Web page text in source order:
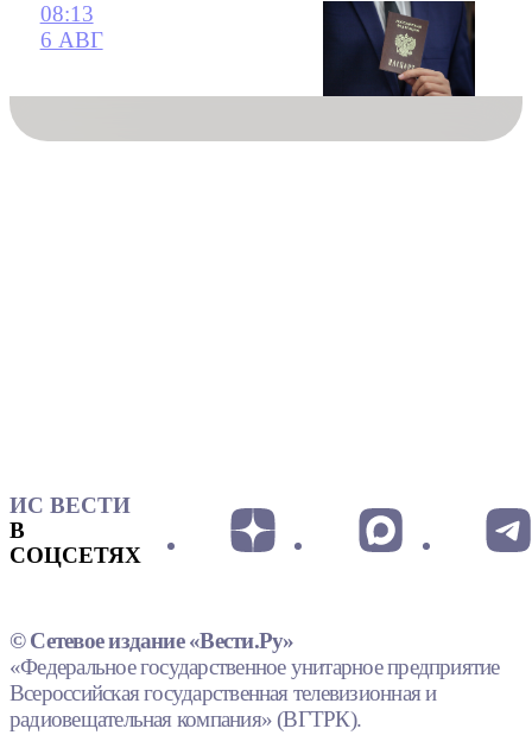
08:13
6 АВГ
ИС ВЕСТИ
В
СОЦСЕТЯХ
© Сетевое издание «Вести.Ру»
«Федеральное государственное унитарное предприятие
Всероссийская государственная телевизионная и
радиовещательная компания» (ВГТРК).